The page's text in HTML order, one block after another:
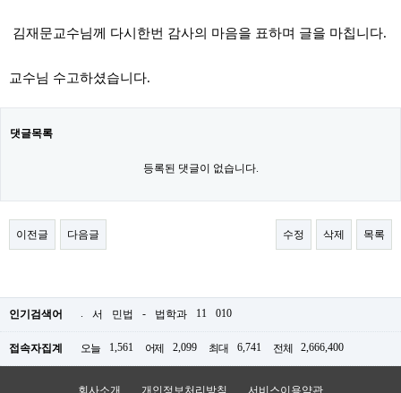
김재문교수님께 다시한번 감사의 마음을 표하며 글을 마칩니다.
교수님 수고하셨습니다.
댓글목록
등록된 댓글이 없습니다.
이전글 다음글 수정 삭제 목록
인기검색어 . 서 민법 - 법학과 11 010
접속자집계 오늘 1,561 어제 2,099 최대 6,741 전체 2,666,400
회사소개 개인정보처리방침 서비스이용약관